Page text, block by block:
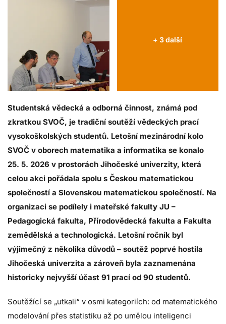
+ 3 další
Studentská vědecká a odborná činnost, známá pod
zkratkou SVOČ, je tradiční soutěží vědeckých prací
vysokoškolských studentů. Letošní mezinárodní kolo
SVOČ v oborech matematika a informatika se konalo
25. 5. 2026 v prostorách Jihočeské univerzity, která
celou akci pořádala spolu s Českou matematickou
společností a Slovenskou matematickou společností. Na
organizaci se podílely i mateřské fakulty JU –
Pedagogická fakulta, Přírodovědecká fakulta a Fakulta
zemědělská a technologická. Letošní ročník byl
výjimečný z několika důvodů – soutěž poprvé hostila
Jihočeská univerzita a zároveň byla zaznamenána
historicky nejvyšší účast 91 prací od 90 studentů.
Soutěžící se „utkali“ v osmi kategoriích: od matematického
modelování přes statistiku až po umělou inteligenci